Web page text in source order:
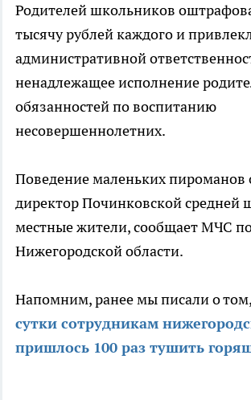
Родителей школьников
тысячу рублей каждого и
административной
ненадлежащее исполнение
обязанностей по воспитанию
несовершеннолетних.
Поведение маленьких пироманов
директор Починковской средней
местные жители, сообщает МЧС
Нижегородской области.
Напомним, ранее мы писали о
сутки сотрудникам
пришлось 100 раз тушить